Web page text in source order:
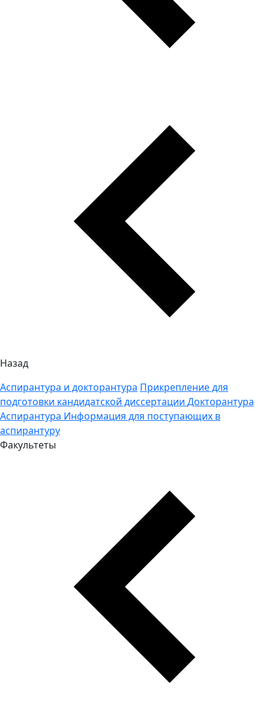
Назад
Аспирантура и докторантура Прикрепление для
подготовки кандидатской диссертации Докторантура
Аспирантура Информация для поступающих в
аспирантуру
Факультеты